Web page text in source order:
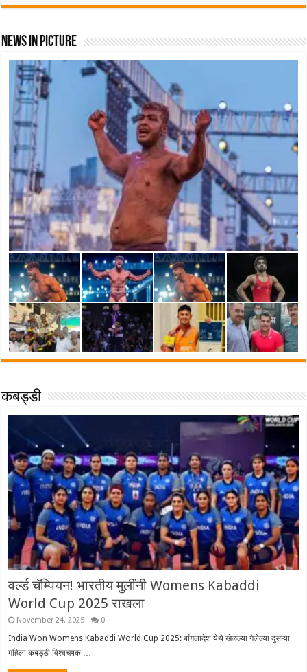
News In Picture
कबड्डी
वर्ल्ड चॅम्पियन! भारतीय मुलींनी Womens Kabaddi
World Cup 2025 राखला
November 24, 2025 0
India Won Womens Kabaddi World Cup 2025: बांगलादेश येथे खेळल्या गेलेल्या दुसऱ्या
महिला कबड्डी विश्वचषक …